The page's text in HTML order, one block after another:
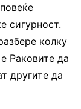
сигурност.
колку
Раковите да
другите да